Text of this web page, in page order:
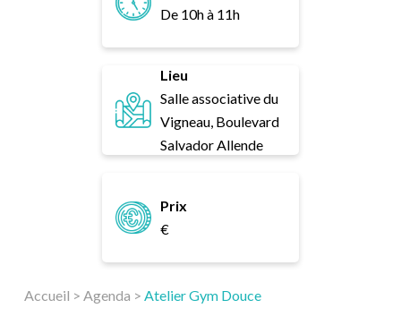
De 10h à 11h
Lieu
Salle associative du
Vigneau, Boulevard
Salvador Allende
Prix
€
Accueil > Agenda > Atelier Gym Douce